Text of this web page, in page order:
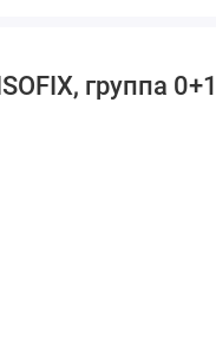
группа